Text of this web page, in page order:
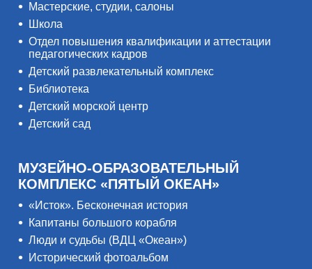
Мастерские, студии, салоны
Школа
Отдел повышения квалификации и аттестации
педагогических кадров
Детский развлекательный комплекс
Библиотека
Детский морской центр
Детский сад
МУЗЕЙНО-ОБРАЗОВАТЕЛЬНЫЙ
КОМПЛЕКС «ПЯТЫЙ ОКЕАН»
«Исток». Бесконечная история
Капитаны большого корабля
Люди и судьбы (ВДЦ «Океан»)
Исторический фотоальбом